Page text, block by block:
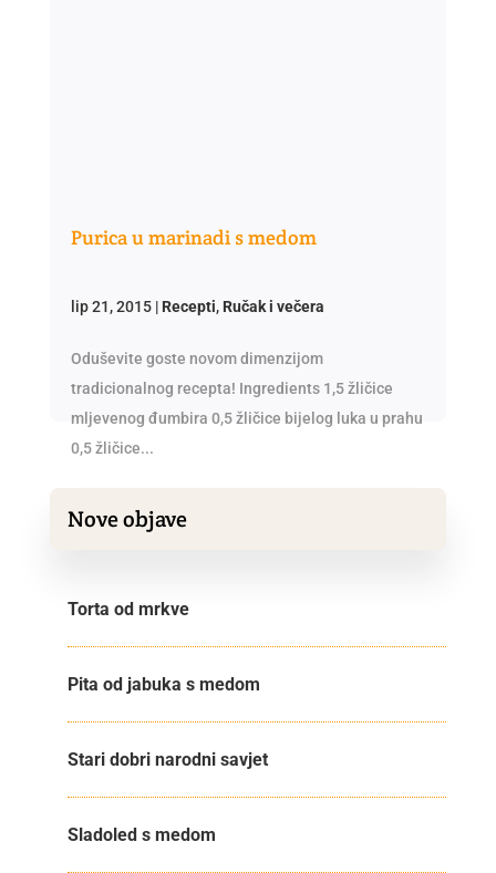
Purica u marinadi s medom
lip 21, 2015| Recepti, Ručak i večera
Oduševite goste novom dimenzijom
tradicionalnog recepta! Ingredients 1,5 žličice
mljevenog đumbira 0,5 žličice bijelog luka u prahu
0,5 žličice...
Nove objave
Torta od mrkve
Pita od jabuka s medom
Stari dobri narodni savjet
Sladoled s medom